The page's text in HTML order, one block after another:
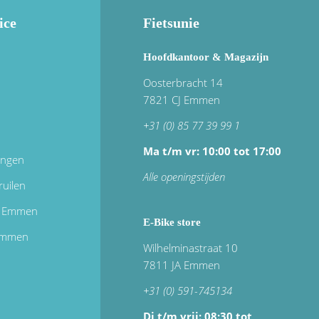
Fietsunie
Hoofdkantoor & Magazijn
Oosterbracht 14
7821 CJ Emmen
+31 (0) 85 77 39 99 1
Ma t/m vr: 10:00 tot 17:00
Alle openingstijden
E-Bike store
Wilhelminastraat 10
7811 JA Emmen
+31 (0) 591-745134
Di t/m vrij: 08:30 tot